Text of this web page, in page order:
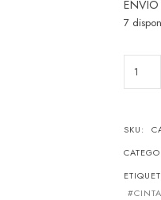
ENVIO
7
SKU: